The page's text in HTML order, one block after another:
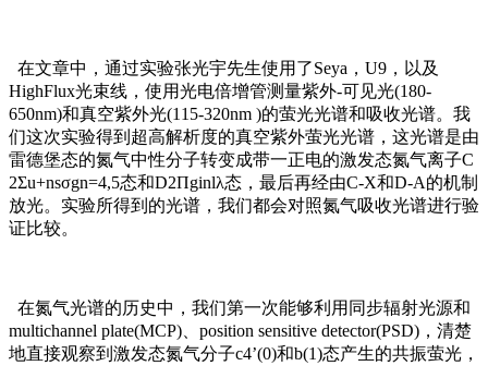
在文章中，通过实验张光宇先生使用了Seya，U9，以及
HighFlux光束线，使用光电倍增管测量紫外-可见光(180-
650nm)和真空紫外光(115-320nm )的萤光光谱和吸收光谱。我
们这次实验得到超高解析度的真空紫外萤光光谱，这光谱是由
雷德堡态的氮气中性分子转变成带一正电的激发态氮气离子C
2Σu+nsσgn=4,5态和D2Πginlλ态，最后再经由C-X和D-A的机制
放光。实验所得到的光谱，我们都会对照氮气吸收光谱进行验
证比较。
在氮气光谱的历史中，我们第一次能够利用同步辐射光源和
multichannel plate(MCP)、position sensitive detector(PSD)，清楚
地直接观察到激发态氮气分子c4’(0)和b(1)态产生的共振萤光，